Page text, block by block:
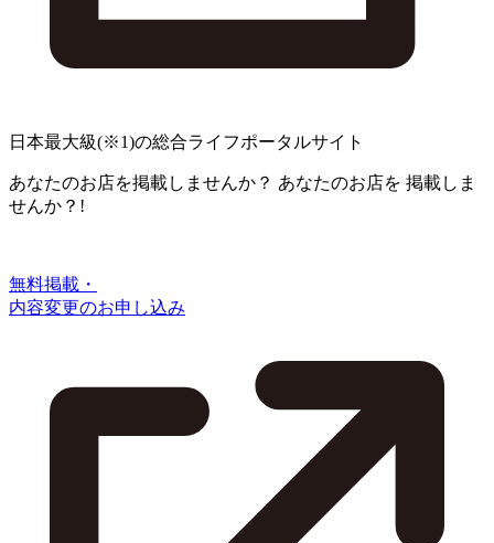
日本最大級(※1)の総合ライフポータルサイト
あなたのお店を掲載しませんか？ あなたのお店を 掲載しま
せんか？!
無料掲載・
内容変更のお申し込み